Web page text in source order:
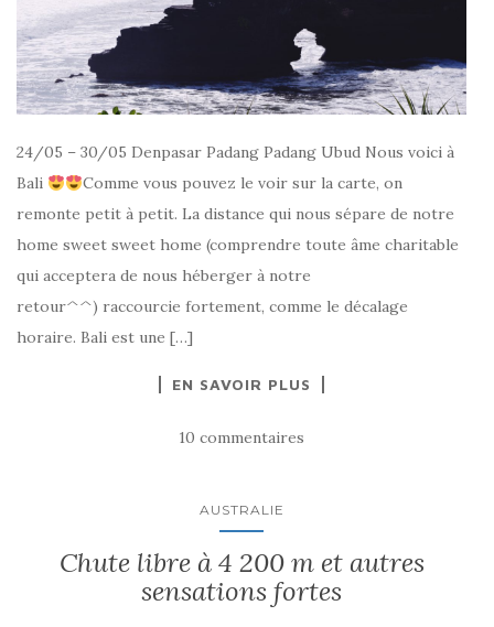
24/05 – 30/05 Denpasar Padang Padang Ubud Nous voici à
Bali
Comme vous pouvez le voir sur la carte, on
remonte petit à petit. La distance qui nous sépare de notre
home sweet sweet home (comprendre toute âme charitable
qui acceptera de nous héberger à notre
retour^^) raccourcie fortement, comme le décalage
horaire. Bali est une […]
EN SAVOIR PLUS
10 commentaires
AUSTRALIE
Chute libre à 4 200 m et autres
sensations fortes